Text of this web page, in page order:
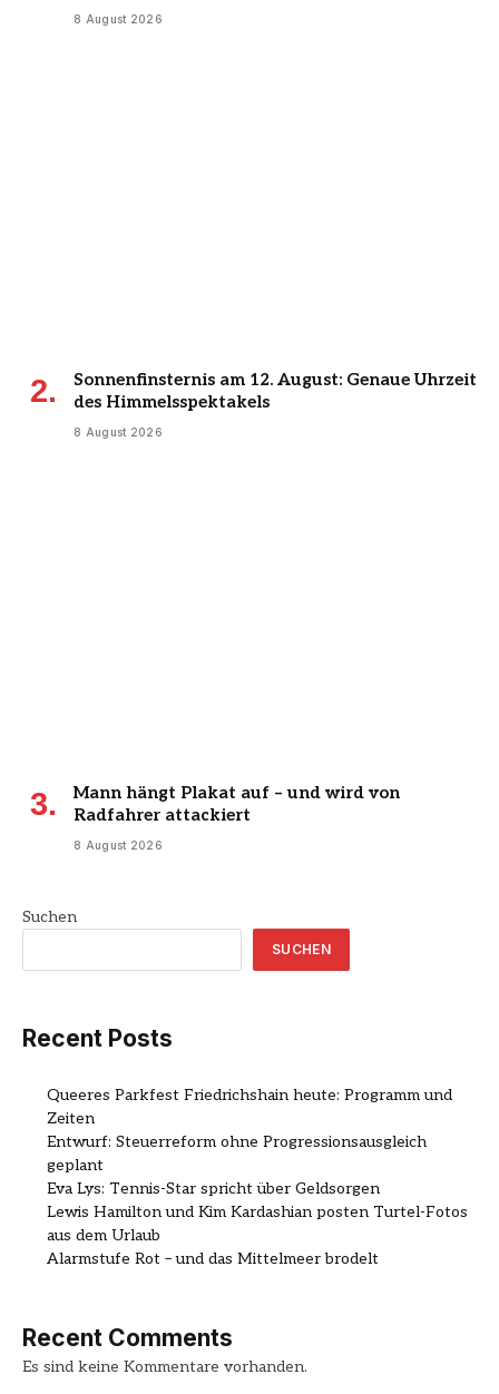
8 August 2026
Sonnenfinsternis am 12. August: Genaue Uhrzeit
des Himmelsspektakels
8 August 2026
Mann hängt Plakat auf – und wird von
Radfahrer attackiert
8 August 2026
Suchen
SUCHEN
Recent Posts
Queeres Parkfest Friedrichshain heute: Programm und
Zeiten
Entwurf: Steuerreform ohne Progressionsausgleich
geplant
Eva Lys: Tennis-Star spricht über Geldsorgen
Lewis Hamilton und Kim Kardashian posten Turtel-Fotos
aus dem Urlaub
Alarmstufe Rot – und das Mittelmeer brodelt
Recent Comments
Es sind keine Kommentare vorhanden.